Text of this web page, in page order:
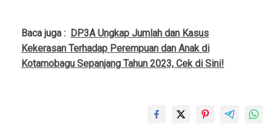
Baca juga : DP3A Ungkap Jumlah dan Kasus
Kekerasan Terhadap Perempuan dan Anak di
Kotamobagu Sepanjang Tahun 2023, Cek di Sini!